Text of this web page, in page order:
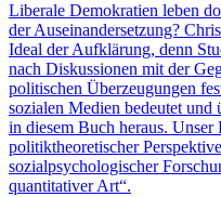
Liberale Demokratien leben
der Auseinandersetzung?
Ideal der Aufklärung, denn
nach Diskussionen mit der
politischen Überzeugungen
sozialen Medien bedeutet und
in diesem Buch heraus. Unser
politiktheoretischer
sozialpsychologischer
quantitativer Art“.